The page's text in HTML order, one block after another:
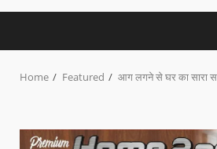
Home Featured आग लगने से घर का सारा